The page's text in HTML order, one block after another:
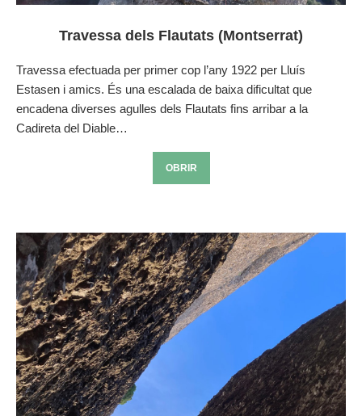
Travessa dels Flautats (Montserrat)
Travessa efectuada per primer cop l’any 1922 per Lluís
Estasen i amics. És una escalada de baixa dificultat que
encadena diverses agulles dels Flautats fins arribar a la
Cadireta del Diable…
OBRIR